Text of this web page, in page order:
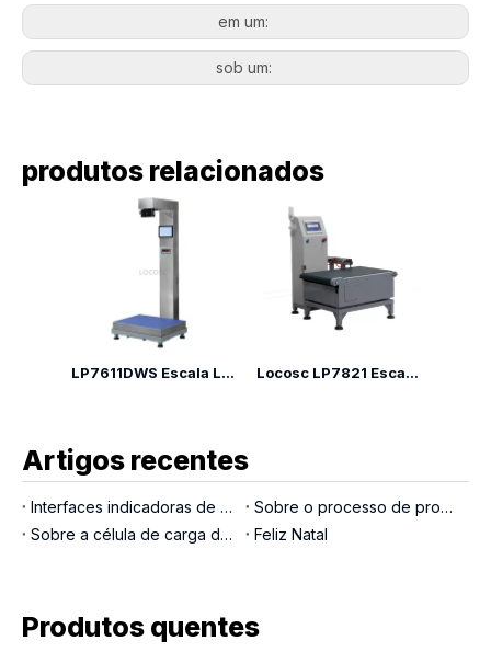
em um:
sob um:
produtos relacionados
LP7611DWS Escala Logística Escala Dimensão de Varredura para o navio de transporte Locosc LP7821 Escala de transportador pneumático
Artigos recentes
Interfaces indicadoras de pesagem
Sobre o processo de produção LOCOSC para balanças, células de carga e indicadores
Sobre a célula de carga de pino de carga
Feliz Natal
Produtos quentes